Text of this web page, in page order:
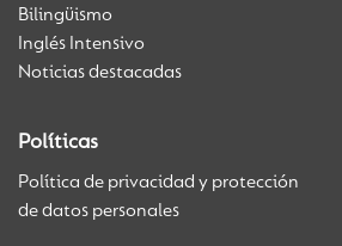
Bilingüismo
Inglés Intensivo
Noticias destacadas
Políticas
Política de privacidad y protección
de datos personales